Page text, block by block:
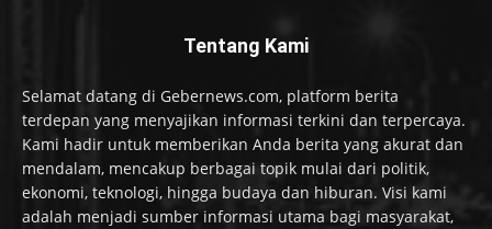
Tentang Kami
Selamat datang di Gebernews.com, platform berita
terdepan yang menyajikan informasi terkini dan terpercaya.
Kami hadir untuk memberikan Anda berita yang akurat dan
mendalam, mencakup berbagai topik mulai dari politik,
ekonomi, teknologi, hingga budaya dan hiburan. Visi kami
adalah menjadi sumber informasi utama bagi masyarakat,